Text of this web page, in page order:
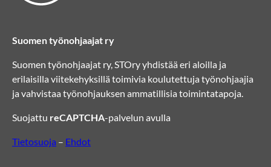
Suomen työnohjaajat ry
Suomen työnohjaajat ry, STOry yhdistää eri aloilla ja
erilaisilla viitekehyksillä toimivia koulutettuja työnohjaajia
ja vahvistaa työnohjauksen ammatillisia toimintatapoja.
Suojattu reCAPTCHA-palvelun avulla
Tietosuoja – Ehdot